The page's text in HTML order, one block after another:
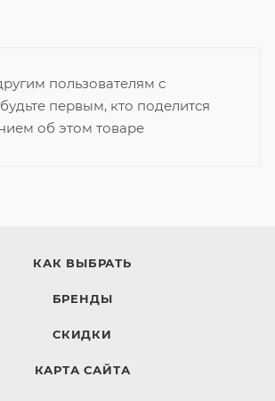
пользователям с
первым, кто поделится
об этом товаре
КАК ВЫБРАТЬ
БРЕНДЫ
СКИДКИ
КАРТА САЙТА